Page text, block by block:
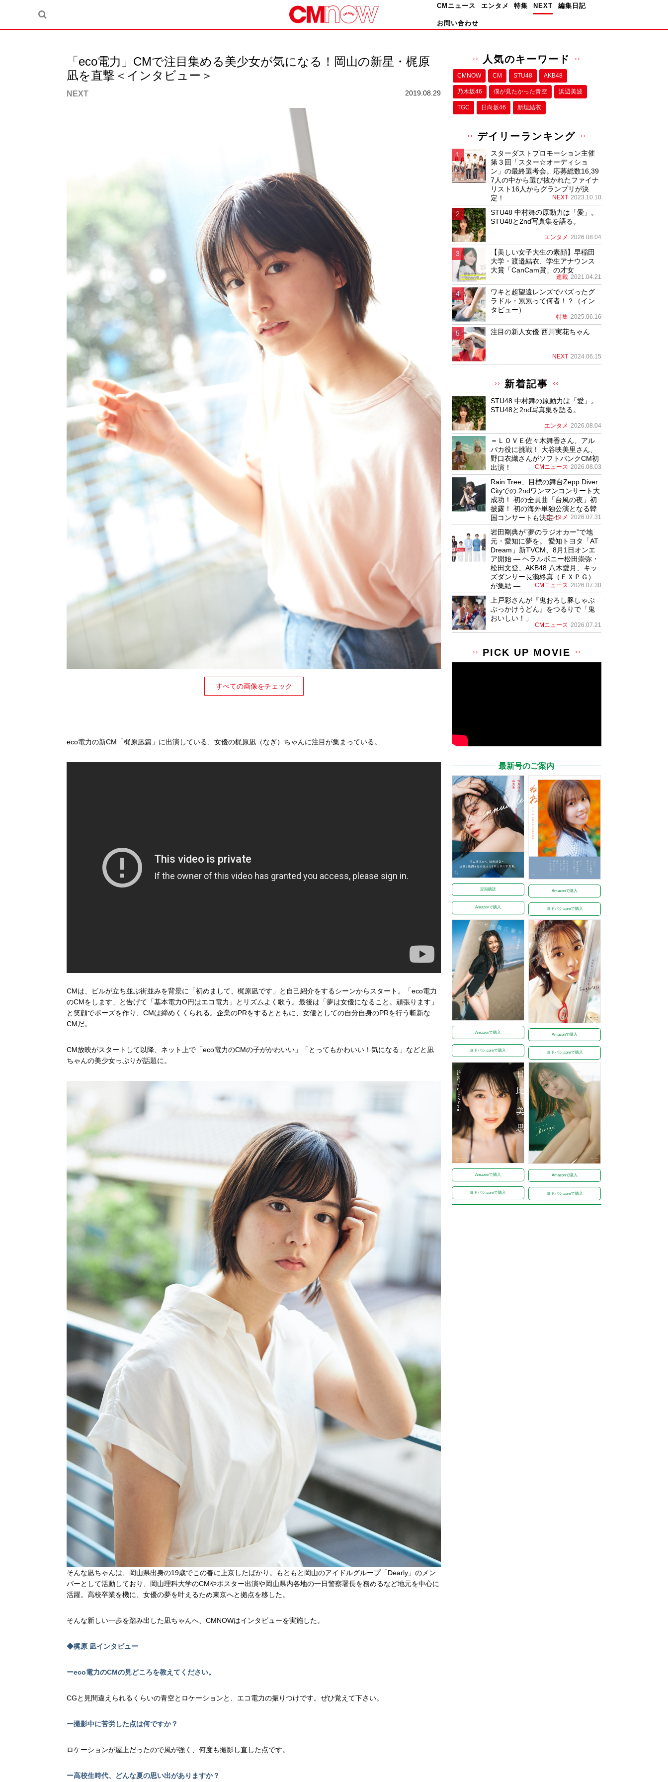
CMニュース エンタメ 特集 NEXT 編集日記
お問い合わせ
「eco電力」CMで注目集める美少女が気になる！岡山の新星・梶原
凪を直撃＜インタビュー＞
NEXT 2019.08.29
すべての画像をチェック
eco電力の新CM「梶原凪篇」に出演している、女優の梶原凪（なぎ）ちゃんに注目が集まっている。
CMは、ビルが立ち並ぶ街並みを背景に「初めまして、梶原凪です」と自己紹介をするシーンからスタート。「eco電力
のCMをします」と告げて「基本電力O円はエコ電力」とリズムよく歌う。最後は「夢は女優になること。頑張ります」
と笑顔でポーズを作り、CMは締めくくられる。企業のPRをするとともに、女優としての自分自身のPRを行う斬新な
CMだ。
CM放映がスタートして以降、ネット上で「eco電力のCMの子がかわいい」「とってもかわいい！気になる」などと凪
ちゃんの美少女っぷりが話題に。
そんな凪ちゃんは、岡山県出身の19歳でこの春に上京したばかり。もともと岡山のアイドルグループ「Dearly」のメン
バーとして活動しており、岡山理科大学のCMやポスター出演や岡山県内各地の一日警察署長を務めるなど地元を中心に
活躍。高校卒業を機に、女優の夢を叶えるため東京へと拠点を移した。
そんな新しい一歩を踏み出した凪ちゃんへ、CMNOWはインタビューを実施した。
◆梶原 凪インタビュー
ーeco電力のCMの見どころを教えてください。
CGと見間違えられるくらいの青空とロケーションと、エコ電力の振りつけです。ぜひ覚えて下さい。
ー撮影中に苦労した点は何ですか？
ロケーションが屋上だったので風が強く、何度も撮影し直した点です。
ー高校生時代、どんな夏の思い出がありますか？
人気のキーワード
CMNOW CM STU48 AKB48
乃木坂46 僕が⾒たかった⻘空 浜辺美波
TGC 日向坂46 新垣結衣
デイリーランキング
スターダストプロモーション主催
第３回「スター☆オーディショ
ン」の最終選考会。応募総数16,39
7人の中から選び抜かれたファイナ
リスト16人からグランプリが決
定！
NEXT 2023.10.10
STU48 中村舞の原動力は「愛」。
STU48と2nd写真集を語る。
エンタメ 2026.08.04
【美しい女子大生の素顔】早稲田
大学・渡邉結衣、学生アナウンス
大賞「CanCam賞」の才女
連載 2021.04.21
ワキと超望遠レンズでバズったグ
ラドル・累累って何者！？（イン
タビュー）
特集 2025.06.16
注目の新人女優 西川実花ちゃん
NEXT 2024.06.15
新着記事
STU48 中村舞の原動力は「愛」。
STU48と2nd写真集を語る。
エンタメ 2026.08.04
＝ＬＯＶＥ佐々木舞香さん、アル
パカ役に挑戦！ 大谷映美里さん、
野口衣織さんがソフトバンクCM初
出演！
CMニュース 2026.08.03
Rain Tree、目標の舞台Zepp Diver
Cityでの 2ndワンマンコンサート大
成功！ 初の全員曲「台風の夜」初
披露！ 初の海外単独公演となる韓
国コンサートも決定！
エンタメ 2026.07.31
岩田剛典が”夢のラジオカー”で地
元・愛知に夢を。 愛知トヨタ「AT
Dream」新TVCM、8月1日オンエ
ア開始 ― ヘラルボニー松田崇弥・
松田文登、AKB48 八木愛月、キッ
ズダンサー長瀬柊真（ＥＸＰＧ）
が集結 ―
CMニュース 2026.07.30
上戸彩さんが『鬼おろし豚しゃぶ
ぶっかけうどん』をつるりで「鬼
おいしい！」
CMニュース 2026.07.21
PICK UP MOVIE
最新号のご案内
定期購読
Amazonで購入
Amazonで購入
ヨドバシ.comで購入
Amazonで購入
ヨドバシ.comで購入
Amazonで購入
ヨドバシ.comで購入
Amazonで購入
ヨドバシ.comで購入
Amazonで購入
ヨドバシ.comで購入